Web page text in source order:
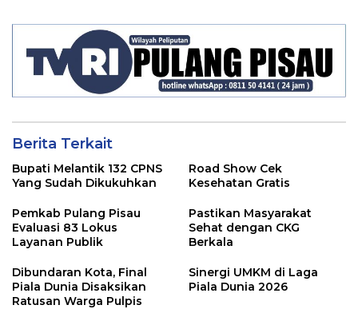
Berita Terkait
Bupati Melantik 132 CPNS
Yang Sudah Dikukuhkan
Road Show Cek
Kesehatan Gratis
Pemkab Pulang Pisau
Evaluasi 83 Lokus
Layanan Publik
Pastikan Masyarakat
Sehat dengan CKG
Berkala
Dibundaran Kota, Final
Piala Dunia Disaksikan
Ratusan Warga Pulpis
Sinergi UMKM di Laga
Piala Dunia 2026